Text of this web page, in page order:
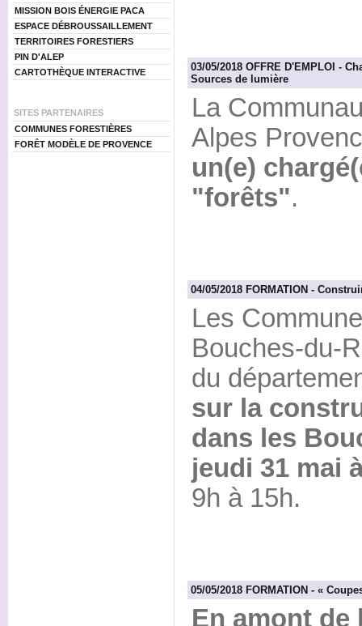
MISSION BOIS ÉNERGIE PACA
ESPACE DÉBROUSSAILLEMENT
TERRITOIRES FORESTIERS
PIN D'ALEP
CARTOTHÈQUE INTERACTIVE
SITES PARTENAIRES
COMMUNES FORESTIÈRES
FORÊT MODÈLE DE PROVENCE
03/05/2018 OFFRE D'EMPLOI -
Sources de lumière
La
Alpes
un(e)
"forêts".
04/05/2018 FORMATION -
Les
Bouches-du-
du
sur la
dans les
jeudi 31 mai
9h à 15h.
05/05/2018 FORMATION - «
En amont de